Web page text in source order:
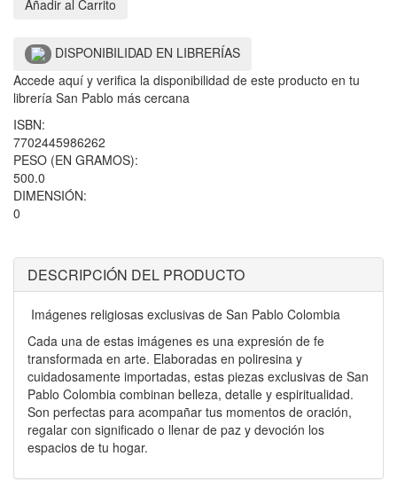
Añadir al Carrito
DISPONIBILIDAD EN LIBRERÍAS
Accede aquí y verifica la disponibilidad de este producto en tu
librería San Pablo más cercana
ISBN:
7702445986262
PESO (EN GRAMOS):
500.0
DIMENSIÓN:
0
DESCRIPCIÓN DEL PRODUCTO
Imágenes religiosas exclusivas de San Pablo Colombia
Cada una de estas imágenes es una expresión de fe
transformada en arte. Elaboradas en poliresina y
cuidadosamente importadas, estas piezas exclusivas de San
Pablo Colombia combinan belleza, detalle y espiritualidad.
Son perfectas para acompañar tus momentos de oración,
regalar con significado o llenar de paz y devoción los
espacios de tu hogar.